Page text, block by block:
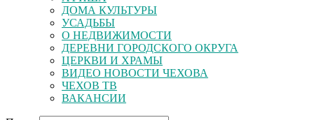
ДОМА КУЛЬТУРЫ
УСАДЬБЫ
О НЕДВИЖИМОСТИ
ДЕРЕВНИ ГОРОДСКОГО ОКРУГА
ЦЕРКВИ И ХРАМЫ
ВИДЕО НОВОСТИ ЧЕХОВА
ЧЕХОВ ТВ
ВАКАНСИИ